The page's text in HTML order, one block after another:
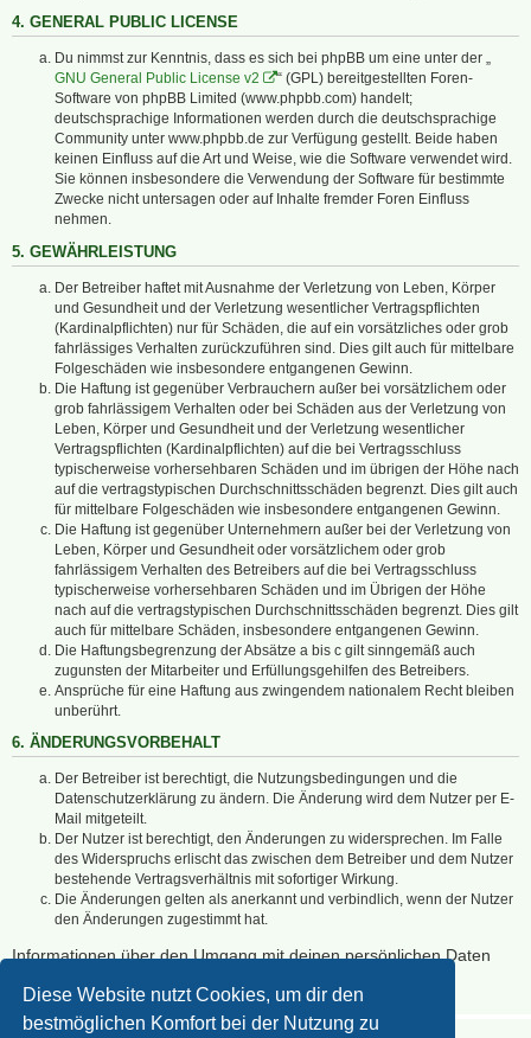
Diese Website nutzt Cookies, um dir den
bestmöglichen Komfort bei der Nutzung zu
4. GENERAL PUBLIC LICENSE
Du nimmst zur Kenntnis, dass es sich bei phpBB um eine unter der „
GNU General Public License v2
“ (GPL) bereitgestellten Foren-
Software von phpBB Limited (www.phpbb.com) handelt;
deutschsprachige Informationen werden durch die deutschsprachige
Community unter www.phpbb.de zur Verfügung gestellt. Beide haben
keinen Einfluss auf die Art und Weise, wie die Software verwendet wird.
Sie können insbesondere die Verwendung der Software für bestimmte
Zwecke nicht untersagen oder auf Inhalte fremder Foren Einfluss
nehmen.
5. GEWÄHRLEISTUNG
Der Betreiber haftet mit Ausnahme der Verletzung von Leben, Körper
und Gesundheit und der Verletzung wesentlicher Vertragspflichten
(Kardinalpflichten) nur für Schäden, die auf ein vorsätzliches oder grob
fahrlässiges Verhalten zurückzuführen sind. Dies gilt auch für mittelbare
Folgeschäden wie insbesondere entgangenen Gewinn.
Die Haftung ist gegenüber Verbrauchern außer bei vorsätzlichem oder
grob fahrlässigem Verhalten oder bei Schäden aus der Verletzung von
Leben, Körper und Gesundheit und der Verletzung wesentlicher
Vertragspflichten (Kardinalpflichten) auf die bei Vertragsschluss
typischerweise vorhersehbaren Schäden und im übrigen der Höhe nach
auf die vertragstypischen Durchschnittsschäden begrenzt. Dies gilt auch
für mittelbare Folgeschäden wie insbesondere entgangenen Gewinn.
Die Haftung ist gegenüber Unternehmern außer bei der Verletzung von
Leben, Körper und Gesundheit oder vorsätzlichem oder grob
fahrlässigem Verhalten des Betreibers auf die bei Vertragsschluss
typischerweise vorhersehbaren Schäden und im Übrigen der Höhe
nach auf die vertragstypischen Durchschnittsschäden begrenzt. Dies gilt
auch für mittelbare Schäden, insbesondere entgangenen Gewinn.
Die Haftungsbegrenzung der Absätze a bis c gilt sinngemäß auch
zugunsten der Mitarbeiter und Erfüllungsgehilfen des Betreibers.
Ansprüche für eine Haftung aus zwingendem nationalem Recht bleiben
unberührt.
6. ÄNDERUNGSVORBEHALT
Der Betreiber ist berechtigt, die Nutzungsbedingungen und die
Datenschutzerklärung zu ändern. Die Änderung wird dem Nutzer per E-
Mail mitgeteilt.
Der Nutzer ist berechtigt, den Änderungen zu widersprechen. Im Falle
des Widerspruchs erlischt das zwischen dem Betreiber und dem Nutzer
bestehende Vertragsverhältnis mit sofortiger Wirkung.
Die Änderungen gelten als anerkannt und verbindlich, wenn der Nutzer
den Änderungen zugestimmt hat.
Informationen über den Umgang mit deinen persönlichen Daten